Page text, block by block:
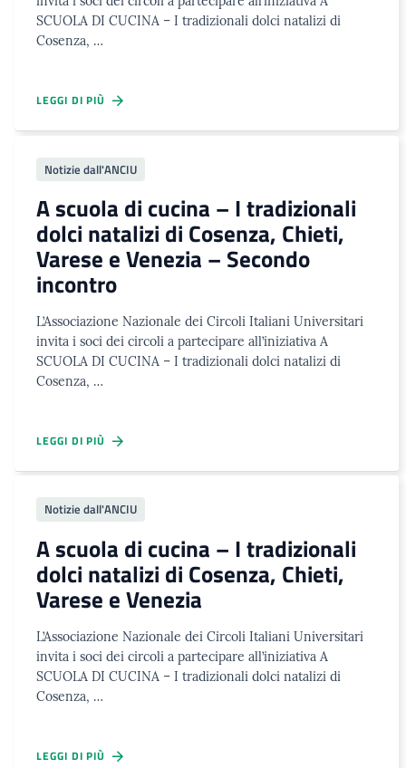
SCUOLA DI CUCINA – I tradizionali dolci natalizi di
Cosenza, …
LEGGI DI PIÙ
Notizie dall'ANCIU
A scuola di cucina – I tradizionali
dolci natalizi di Cosenza, Chieti,
Varese e Venezia – Secondo
incontro
L’Associazione Nazionale dei Circoli Italiani Universitari
invita i soci dei circoli a partecipare all’iniziativa A
SCUOLA DI CUCINA – I tradizionali dolci natalizi di
Cosenza, …
LEGGI DI PIÙ
Notizie dall'ANCIU
A scuola di cucina – I tradizionali
dolci natalizi di Cosenza, Chieti,
Varese e Venezia
L’Associazione Nazionale dei Circoli Italiani Universitari
invita i soci dei circoli a partecipare all’iniziativa A
SCUOLA DI CUCINA – I tradizionali dolci natalizi di
Cosenza, …
LEGGI DI PIÙ